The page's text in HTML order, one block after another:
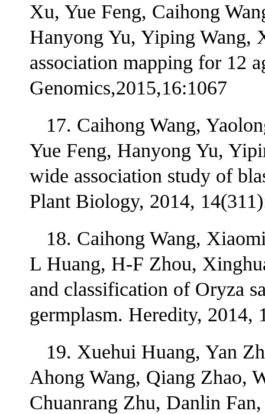
Xu, Yue Feng, Caihong
Hanyong Yu, Yiping Wang,
association mapping for 12
Genomics,2015,16:1067
17. Caihong Wang,
Yue Feng, Hanyong Yu,
wide association study of
Plant Biology, 2014,
18. Caihong Wang,
L Huang, H-F Zhou,
and classification of Oryza
germplasm. Heredity, 2014,
19. Xuehui Huang, Yan
Ahong Wang, Qiang Zhao,
Chuanrang Zhu, Danlin